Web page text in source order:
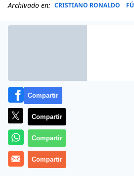
Archivado en: CRISTIANO RONALDO
El humor desempeña una función
Compartir
Compartir
Compartir
Compartir